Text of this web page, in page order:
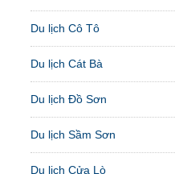
Du lịch Cô Tô
Du lịch Cát Bà
Du lịch Đồ Sơn
Du lịch Sầm Sơn
Du lịch Cửa Lò